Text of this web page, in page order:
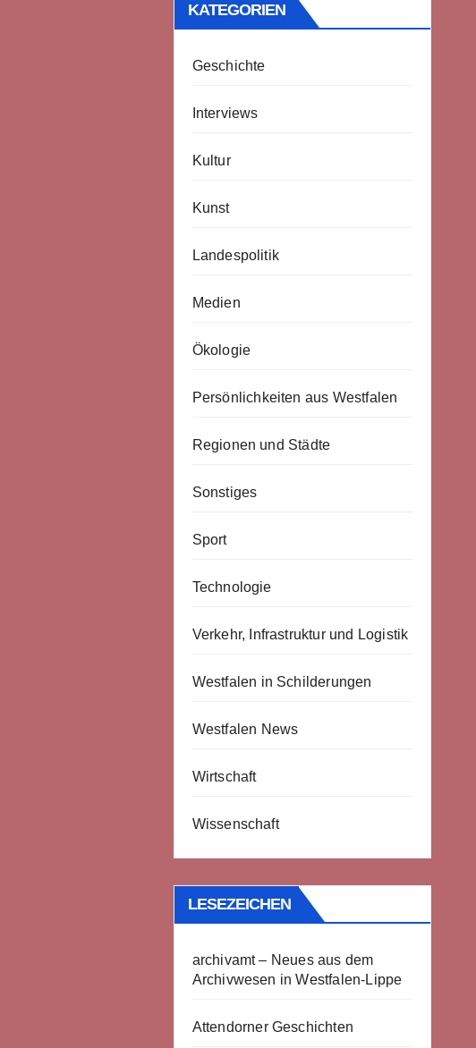
KATEGORIEN
Geschichte
Interviews
Kultur
Kunst
Landespolitik
Medien
Ökologie
Persönlichkeiten aus Westfalen
Regionen und Städte
Sonstiges
Sport
Technologie
Verkehr, Infrastruktur und Logistik
Westfalen in Schilderungen
Westfalen News
Wirtschaft
Wissenschaft
LESEZEICHEN
archivamt – Neues aus dem
Archivwesen in Westfalen-Lippe
Attendorner Geschichten